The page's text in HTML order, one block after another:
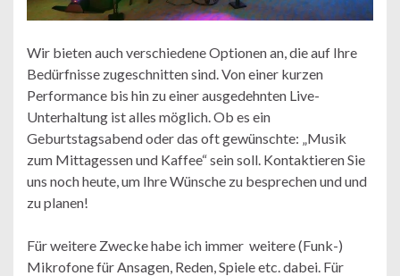
Wir bieten auch verschiedene Optionen an, die auf Ihre
Bedürfnisse zugeschnitten sind. Von einer kurzen
Performance bis hin zu einer ausgedehnten Live-
Unterhaltung ist alles möglich. Ob es ein
Geburtstagsabend oder das oft gewünschte: „Musik
zum Mittagessen und Kaffee“ sein soll. Kontaktieren Sie
uns noch heute, um Ihre Wünsche zu besprechen und und
zu planen!
Für weitere Zwecke habe ich immer weitere (Funk-)
Mikrofone für Ansagen, Reden, Spiele etc. dabei. Für